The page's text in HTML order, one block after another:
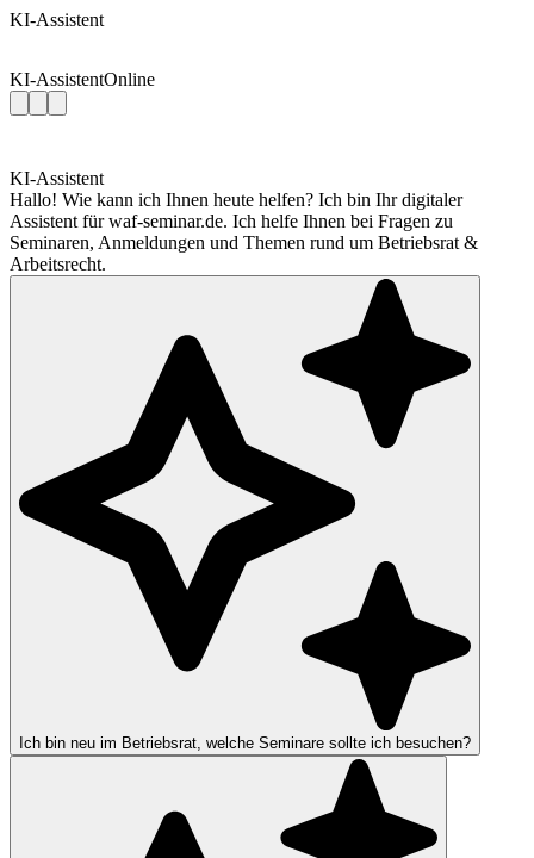
KI-Assistent
KI-AssistentOnline
KI-Assistent
Hallo! Wie kann ich Ihnen heute helfen? Ich bin Ihr digitaler
Assistent für waf-seminar.de. Ich helfe Ihnen bei Fragen zu
Seminaren, Anmeldungen und Themen rund um Betriebsrat &
Arbeitsrecht.
Ich bin neu im Betriebsrat, welche Seminare sollte ich besuchen?